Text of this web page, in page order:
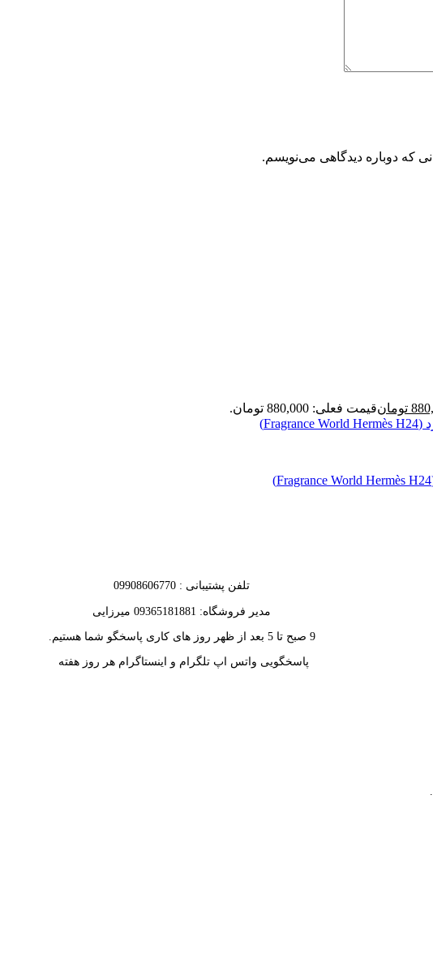
که دوباره دیدگاهی می‌نویسم.
تومانقیمت فعلی: 880,000 تومان.
تلفن پشتیبانی : 09908606770
مدیر فروشگاه: 09365181881 میرزایی
9 صبح تا 5 بعد از ظهر روز های کاری پاسخگو شما هستیم.
پاسخگویی واتس اپ تلگرام و اینستاگرام هر روز هفته